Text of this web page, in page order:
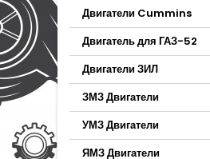
Двигатели Cummins
Двигатель для ГАЗ-52
Двигатели ЗИЛ
ЗМЗ Двигатели
УМЗ Двигатели
ЯМЗ Двигатели